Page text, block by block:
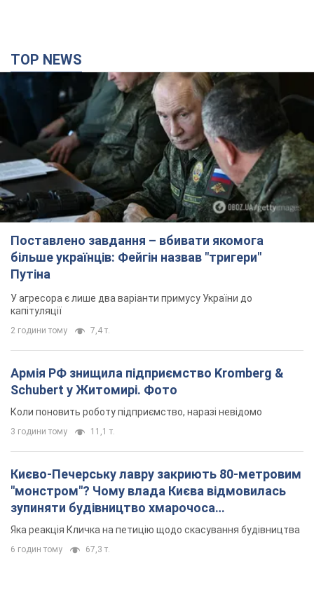
TOP NEWS
Поставлено завдання – вбивати якомога
більше українців: Фейгін назвав "тригери"
Путіна
У агресора є лише два варіанти примусу України до
капітуляції
2 години тому 7,4 т.
Армія РФ знищила підприємство Kromberg &
Schubert у Житомирі. Фото
Коли поновить роботу підприємство, наразі невідомо
3 години тому 11,1 т.
Києво-Печерську лавру закриють 80-метровим
"монстром"? Чому влада Києва відмовилась
зупиняти будівництво хмарочоса
"московського вірянина"
Яка реакція Кличка на петицію щодо скасування будівництва
6 годин тому 67,3 т.